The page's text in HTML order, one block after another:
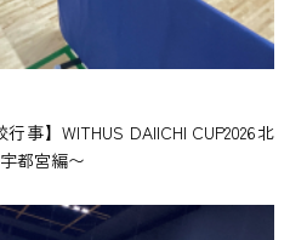
事】WITHUS DAIICHI CUP2026北
都宮編〜